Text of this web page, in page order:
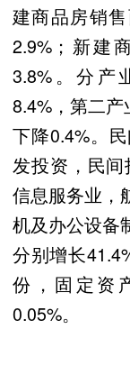
建商品房销
2.9%；新建
3.8%。分产
8.4%，第二
下降0.4%。
发投资，民间
信息服务业，
机及办公设备
分别增长
份，固定资
0.05%。